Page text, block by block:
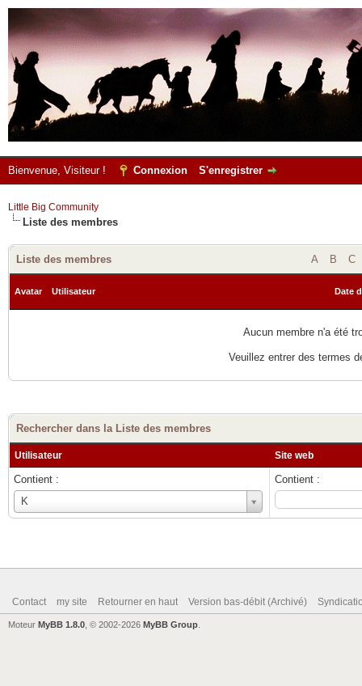
Bienvenue, Visiteur ! Connexion S'enregistrer
Little Big Community
Liste des membres
A B C
Liste des membres
Avatar Utilisateur Date
Aucun membre n'a été
Veuillez entrer des termes
Rechercher dans la Liste des membres
Utilisateur Site web
Contient :
K
Utilisateur
Contient :
Contact my site Retourner en haut Version bas-débit (Archivé)
Moteur MyBB 1.8.0 , © 2002-2026 MyBB Group